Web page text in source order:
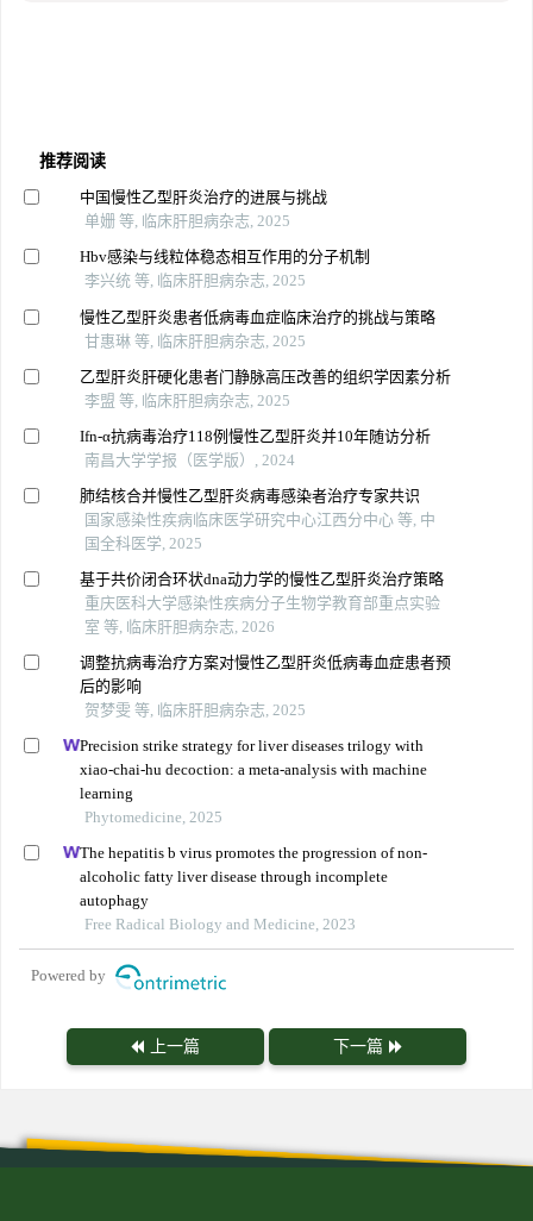
推荐阅读
中国慢性乙型肝炎治疗的进展与挑战
单姗 等, 临床肝胆病杂志, 2025
Hbv感染与线粒体稳态相互作用的分子机制
李兴统 等, 临床肝胆病杂志, 2025
慢性乙型肝炎患者低病毒血症临床治疗的挑战与策略
甘惠琳 等, 临床肝胆病杂志, 2025
乙型肝炎肝硬化患者门静脉高压改善的组织学因素分析
李盟 等, 临床肝胆病杂志, 2025
Ifn-α抗病毒治疗118例慢性乙型肝炎并10年随访分析
南昌大学学报（医学版）, 2024
肺结核合并慢性乙型肝炎病毒感染者治疗专家共识
国家感染性疾病临床医学研究中心江西分中心 等, 中
国全科医学, 2025
基于共价闭合环状dna动力学的慢性乙型肝炎治疗策略
重庆医科大学感染性疾病分子生物学教育部重点实验
室 等, 临床肝胆病杂志, 2026
调整抗病毒治疗方案对慢性乙型肝炎低病毒血症患者预
后的影响
贺梦雯 等, 临床肝胆病杂志, 2025
Precision strike strategy for liver diseases trilogy with
xiao-chai-hu decoction: a meta-analysis with machine
learning
Phytomedicine, 2025
The hepatitis b virus promotes the progression of non-
alcoholic fatty liver disease through incomplete
autophagy
Free Radical Biology and Medicine, 2023
Powered by
上一篇 下一篇